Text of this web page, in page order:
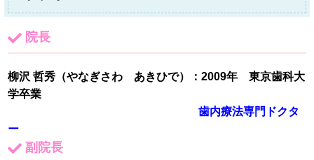
院長
柳沢 哲秀 （やなぎさわ あきひで）：2009年 東京歯科大
学卒業
歯内療法専門ドクタ
ー
副院長